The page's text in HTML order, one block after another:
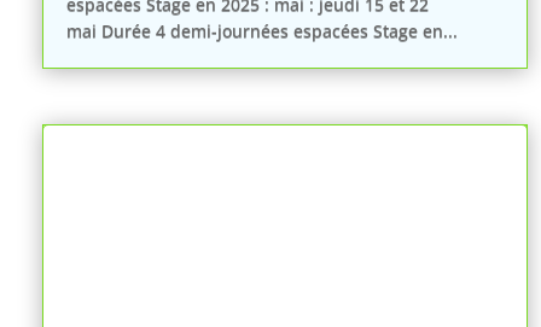
mai Durée 4 demi-journées espacées Stage en...